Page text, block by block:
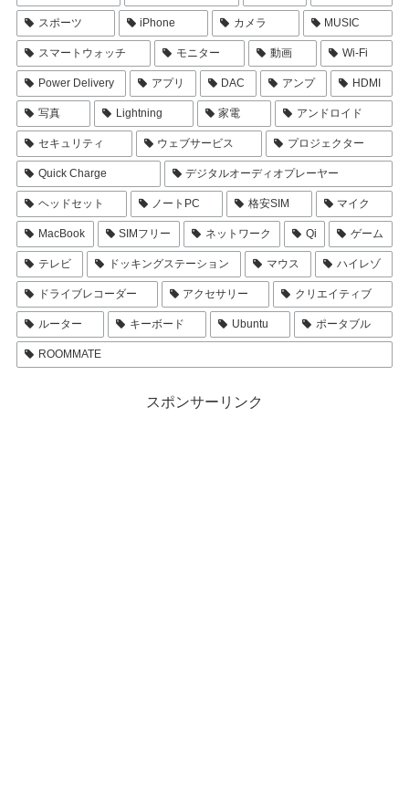
スポーツ iPhone カメラ MUSIC
スマートウォッチ モニター 動画 Wi-Fi
Power Delivery アプリ DAC アンプ HDMI
写真 Lightning 家電 アンドロイド
セキュリティ ウェブサービス プロジェクター
Quick Charge デジタルオーディオプレーヤー
ヘッドセット ノートPC 格安SIM マイク
MacBook SIMフリー ネットワーク Qi ゲーム
テレビ ドッキングステーション マウス ハイレゾ
ドライブレコーダー アクセサリー クリエイティブ
ルーター キーボード Ubuntu ポータブル
ROOMMATE
スポンサーリンク